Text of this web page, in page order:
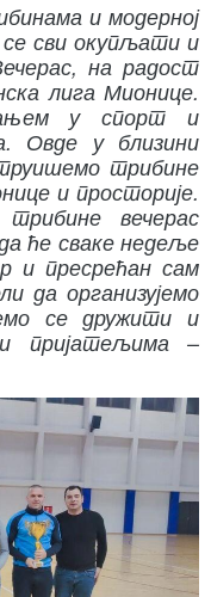
и модерној
се сви окупљати и
на радост
лига Мионице.
у спорт и
Овде у близини
трибине
и просторије.
вечерас
ће сваке недеље
и пресрећан сам
да организујемо
се дружити и
пријатељима –